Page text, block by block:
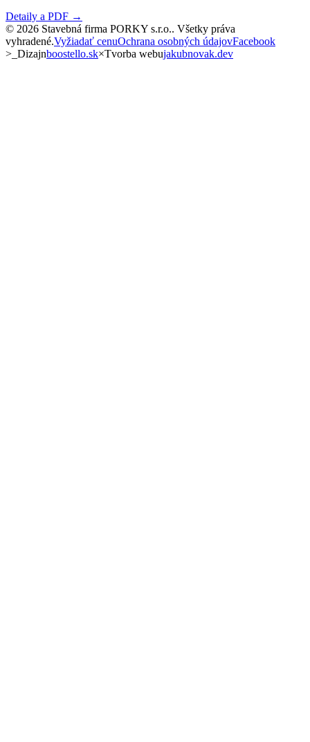
Detaily a PDF →
© 2026 Stavebná firma PORKY s.r.o.. Všetky práva
vyhradené.Vyžiadať cenuOchrana osobných údajovFacebook
>_ Dizajnboostello.sk×Tvorba webujakubnovak.dev